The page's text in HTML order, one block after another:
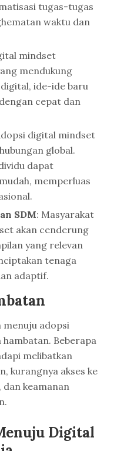
tugas-tugas
waktu dan
mindset
mendukung
ide-ide baru
cepat dan
digital mindset
global.
dapat
memperluas
SDM: Masyarakat
akan cenderung
yang relevan
tenaga
adaptif.
adopsi
Beberapa
melibatkan
kurangnya akses ke
keamanan
Digital